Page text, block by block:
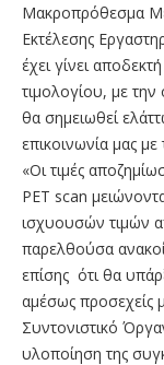
Μακροπρόθεσμα
Εκτέλεσης
έχει γίνει
τιμολογίου, με
θα σημειωθεί
επικοινωνία μας
«Οι τιμές
PET scan
ισχυουσών τιμών
παρελθούσα
επίσης ότι θα
αμέσως προσεχείς
Συντονιστικό
υλοποίηση της